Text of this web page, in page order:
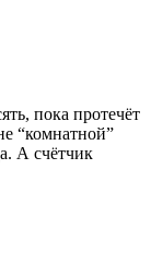
пока протечёт
“комнатной”
А счётчик